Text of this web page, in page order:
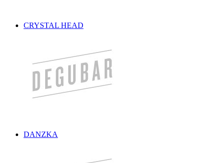
CRYSTAL HEAD
DANZKA